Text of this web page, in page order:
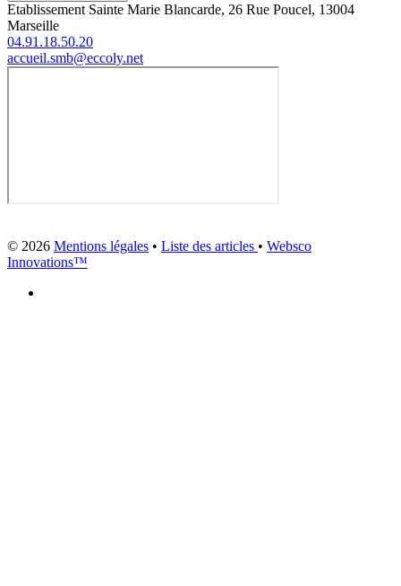
Etablissement Sainte Marie Blancarde, 26 Rue Poucel, 13004
Marseille
04.91.18.50.20
accueil.smb@eccoly.net
© 2026 Mentions légales • Liste des articles • Websco
Innovations™